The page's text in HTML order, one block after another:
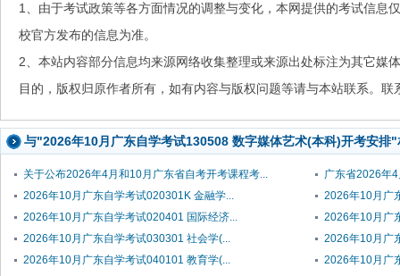
1、由于考试政策等各方面情况的调整与变化，本网提供的考试信息
校官方发布的信息为准。
2、本站内容部分信息均来源网络收集整理或来源出处标注为其它媒
目的，版权归原作者所有，如有内容与版权问题等请与本站联系。
与"2026年10月广东自学考试130508 数字媒体艺术(本科)开考安排"
关于公布2026年4月和10月广东省自考开考课程考...
广东省2026年
2026年10月广东自学考试020301K 金融学...
2026年10月广
2026年10月广东自学考试020401 国际经济...
2026年10月广
2026年10月广东自学考试030301 社会学(...
2026年10月广
2026年10月广东自学考试040101 教育学(...
2026年10月广